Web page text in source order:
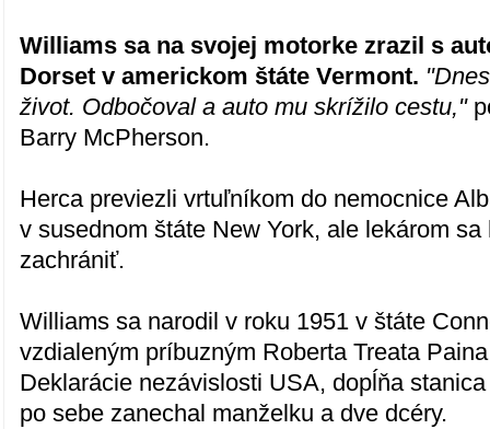
Williams sa na svojej motorke zrazil s
Dorset v americkom štáte Vermont.
život. Odbočoval a auto mu skrížilo cestu,"
Barry McPherson.
Herca previezli vrtuľníkom do nemocnice
v susednom štáte New York, ale lekárom
zachrániť.
Williams sa narodil v roku 1951 v štáte
vzdialeným príbuzným Roberta Treata
Deklarácie nezávislosti USA, dopĺňa
po sebe zanechal manželku a dve dcéry.